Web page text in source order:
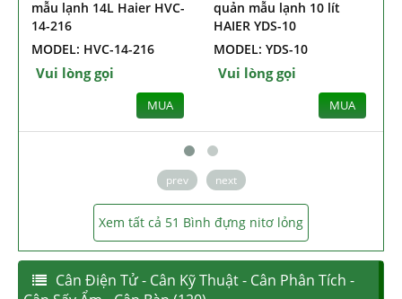
lạnh 14L Haier HVC-
HVC-14-216
lòng gọi
quản mẫu lạnh 10 lít
HAIER YDS-10
MODEL: YDS-10
Vui lòng gọi
prev next
Xem tất cả 51 Bình đựng nitơ lỏng
Cân Điện Tử - Cân Kỹ Thuật - Cân Phân Tích -